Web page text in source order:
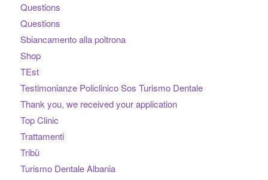
Questions
Questions
Sbiancamento alla poltrona
Shop
TEst
Testimonianze Policlinico Sos Turismo Dentale
Thank you, we received your application
Top Clinic
Trattamenti
Tribù
Turismo Dentale Albania